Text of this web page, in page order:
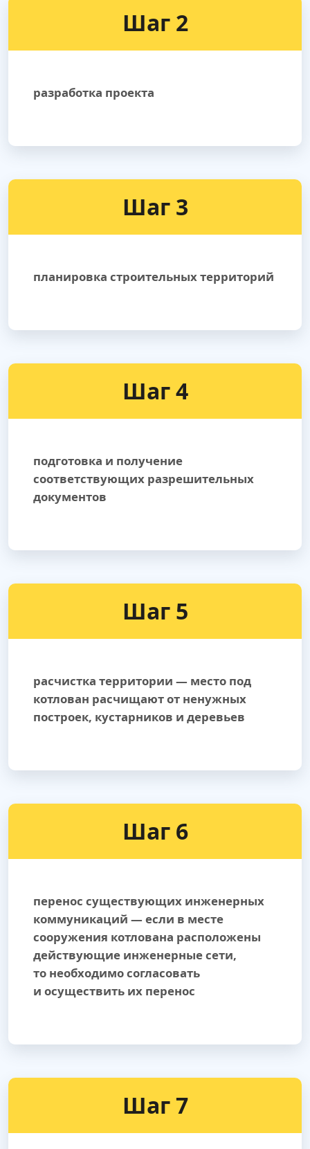
Шаг 2
разработка проекта
Шаг 3
планировка строительных территорий
Шаг 4
подготовка и получение
соответствующих разрешительных
документов
Шаг 5
расчистка территории — место под
котлован расчищают от ненужных
построек, кустарников и деревьев
Шаг 6
перенос существующих инженерных
коммуникаций — если в месте
сооружения котлована расположены
действующие инженерные сети,
то необходимо согласовать
и осуществить их перенос
Шаг 7